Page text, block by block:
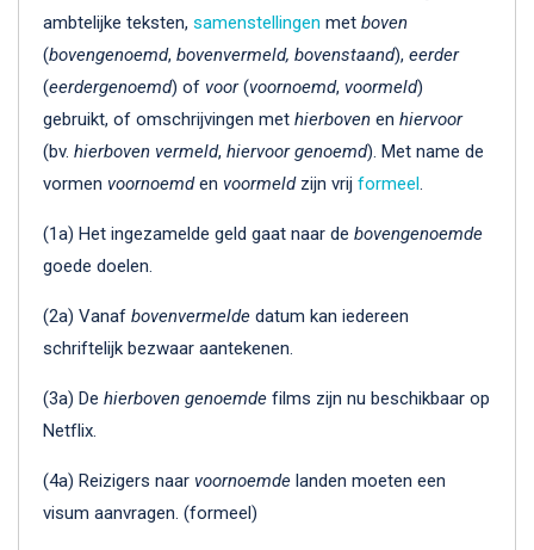
ambtelijke teksten, samenstellingen met boven
(bovengenoemd, bovenvermeld, bovenstaand), eerder
(eerdergenoemd) of voor(voornoemd, voormeld)
gebruikt, of omschrijvingen met hierboven en hiervoor
(bv. hierboven vermeld, hiervoor genoemd). Met name de
vormen voornoemden voormeldzijn vrij formeel.
(1a) Het ingezamelde geld gaat naar de bovengenoemde
goede doelen.
(2a) Vanaf bovenvermelde datum kan iedereen
schriftelijk bezwaar aantekenen.
(3a) De hierboven genoemde films zijn nu beschikbaar op
Netflix.
(4a) Reizigers naar voornoemde landen moeten een
visum aanvragen. (formeel)